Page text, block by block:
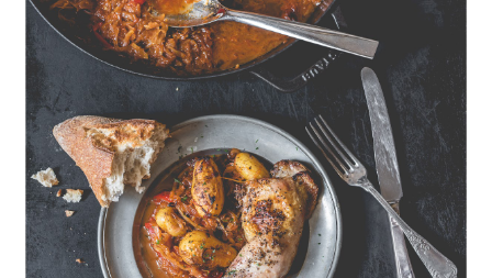
Geschmorte Hähnchenschenkel auf Paprikakraut und kleinen
Kartoffeln